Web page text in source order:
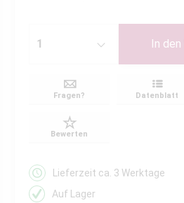
In den
Fragen? Datenblatt
Bewerten
Lieferzeit ca. 3 Werktage
Auf Lager